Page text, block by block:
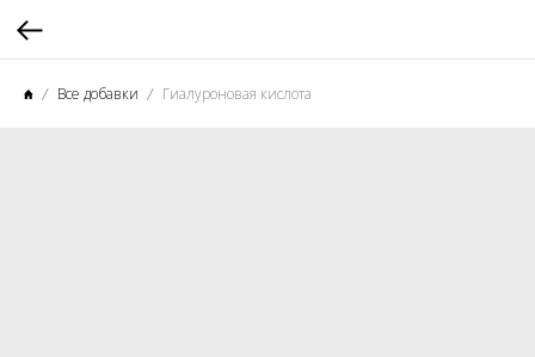
Все добавки Гиалуроновая кислота